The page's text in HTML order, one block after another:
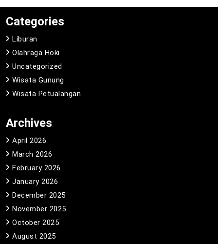
Categories
Liburan
Olahraga Hoki
Uncategorized
Wisata Gunung
Wisata Petualangan
Archives
April 2026
March 2026
February 2026
January 2026
December 2025
November 2025
October 2025
August 2025